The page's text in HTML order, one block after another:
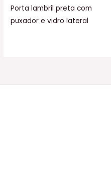
Porta lambril preta com
puxador e vidro lateral